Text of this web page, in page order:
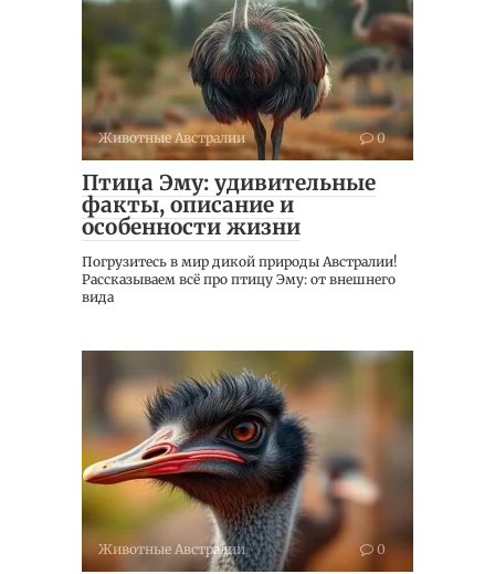
Животные Австралии 0
Птица Эму: удивительные
факты, описание и
особенности жизни
Погрузитесь в мир дикой природы Австралии!
Рассказываем всё про птицу Эму: от внешнего
вида
Животные Австралии 0